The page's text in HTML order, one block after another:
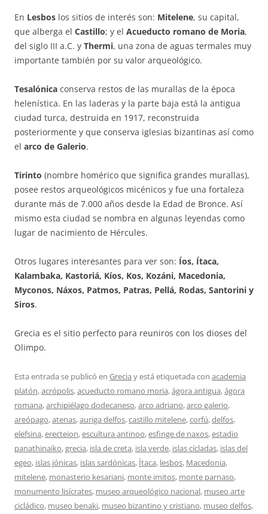
En Lesbos los sitios de interés son: Mitelene, su capital,
que alberga el Castillo; y el Acueducto romano de Moria,
del siglo III a.C. y Thermi, una zona de aguas termales muy
importante también por su valor arqueológico.
Tesalónica conserva restos de las murallas de la época
helenística. En las laderas y la parte baja está la antigua
ciudad turca, destruida en 1917, reconstruida
posteriormente y que conserva iglesias bizantinas así como
el arco de Galerio.
Tirinto (nombre homérico que significa grandes murallas),
posee restos arqueológicos micénicos y fue una fortaleza
durante más de 7.000 años desde la Edad de Bronce. Así
mismo esta ciudad se nombra en algunas leyendas como
lugar de nacimiento de Hércules.
Otros lugares interesantes para ver son: Íos, Ítaca,
Kalambaka, Kastoriá, Kíos, Kos, Kozáni, Macedonia,
Myconos, Náxos, Patmos, Patras, Pellá, Rodas, Santorini y
Siros.
Grecia es el sitio perfecto para reuniros con los dioses del
Olimpo.
Esta entrada se publicó en Grecia y está etiquetada con academia
platón,acrópolis,acueducto romano moria,ágora antigua,ágora
romana,archipiélago dodecaneso,arco adriano,arco galerio,
areópago,atenas,auriga delfos,castillo mitelene,corfú,delfos,
elefsina,erecteion,escultura antinoo,esfinge de naxos,estadio
panathinaiko,grecia, isla de creta, isla verde, islas cícladas, islas del
egeo, islas jónicas, islas sardónicas, Ítaca, lesbos, Macedonia,
mitelene, monasterio kesariani, monte imitos, monte parnaso,
monumento lisícrates, museo arqueológico nacional, museo arte
cicládico, museo benaki, museo bizantino y cristiano, museo delfos,